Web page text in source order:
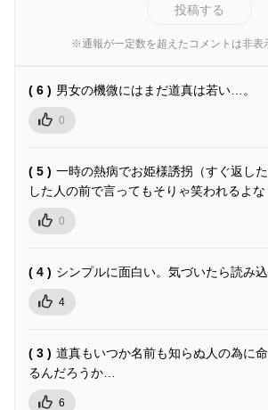
投稿する
※通報が一定数を超えたコメントは非表
( 6 ) 男女の機微にはまだ道真は若い…。
0
( 5 ) 一時の熱病でお姫様誘拐（すぐ返し
した人の前で言ってもそりゃ笑われるよな
0
( 4 ) シンプルに面白い。気づいたら読み
4
( 3 ) 道真もいつか名前も知らぬ人の為に
るんだろうか…
6